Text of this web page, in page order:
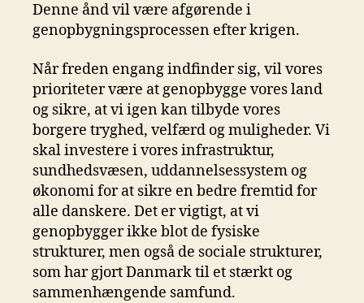
Denne ånd vil være afgørende i
genopbygningsprocessen efter krigen.
Når freden engang indfinder sig, vil vores
prioriteter være at genopbygge vores land
og sikre, at vi igen kan tilbyde vores
borgere tryghed, velfærd og muligheder. Vi
skal investere i vores infrastruktur,
sundhedsvæsen, uddannelsessystem og
økonomi for at sikre en bedre fremtid for
alle danskere. Det er vigtigt, at vi
genopbygger ikke blot de fysiske
strukturer, men også de sociale strukturer,
som har gjort Danmark til et stærkt og
sammenhængende samfund.